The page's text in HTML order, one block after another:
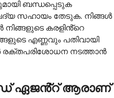
ബന്ധപ്പെടുക
സഹായം തേടുക. നിങ്ങൾ
കരളിൻ്റെ
എണ്ണവും പതിവായി
രക്തപരിശോധന നടത്താൻ
ഏജൻ്റ് ആരാണ്